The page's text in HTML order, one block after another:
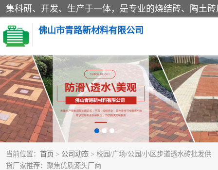
佛山市青路新材料有限公司
当前位置： 首页 > 公司动态 > 校园/广场/公园/小区步道透水砖批发供
货厂家推荐：聚焦优质源头厂商